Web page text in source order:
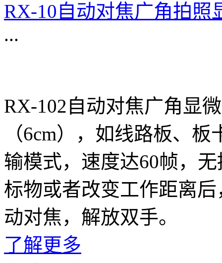
RX-10自动对焦广角拍照
...
RX-102自动对焦广角显
（6cm），如线路板、
输模式，速度达60帧，
标物或者改变工作距离
动对焦，解放双手。
了解更多